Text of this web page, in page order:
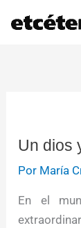
Un dios
Por María
En el